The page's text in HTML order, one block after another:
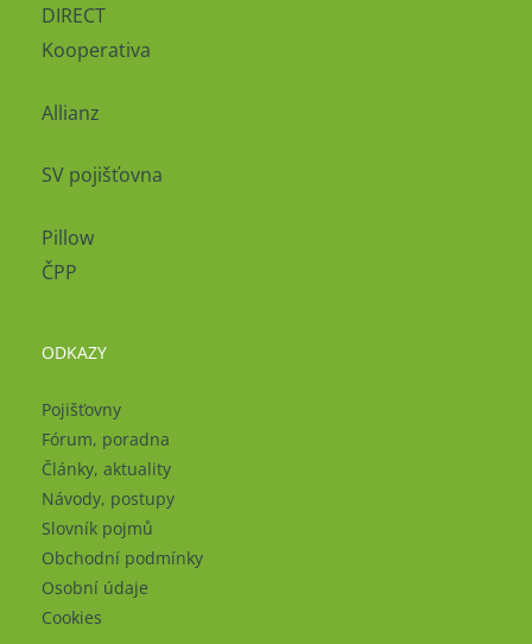
DIRECT
Kooperativa
Allianz
SV pojišťovna
Pillow
ČPP
ODKAZY
Pojišťovny
Fórum, poradna
Články, aktuality
Návody, postupy
Slovník pojmů
Obchodní podmínky
Osobní údaje
Cookies